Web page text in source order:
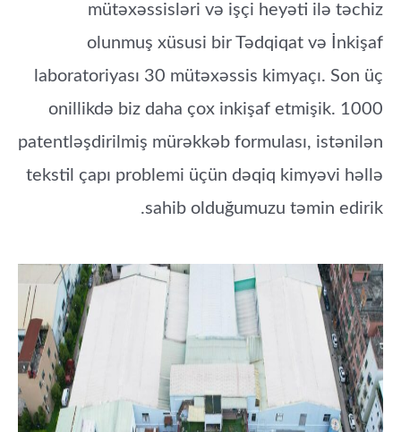
mütəxəssisləri və işçi heyəti ilə təchiz
olunmuş xüsusi bir Tədqiqat və İnkişaf
laboratoriyası 30 mütəxəssis kimyaçı. Son üç
onillikdə biz daha çox inkişaf etmişik. 1000
patentləşdirilmiş mürəkkəb formulası, istənilən
tekstil çapı problemi üçün dəqiq kimyəvi həllə
sahib olduğumuzu təmin edirik.